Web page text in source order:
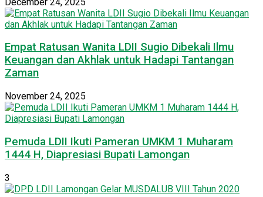
Empat Ratusan Wanita LDII Sugio Dibekali Ilmu
Keuangan dan Akhlak untuk Hadapi Tantangan
Zaman
November 24, 2025
Pemuda LDII Ikuti Pameran UMKM 1 Muharam
1444 H, Diapresiasi Bupati Lamongan
3